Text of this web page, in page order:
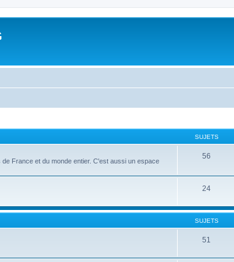
SUJETS
France et du monde entier. C'est aussi un espace
56
24
SUJETS
51